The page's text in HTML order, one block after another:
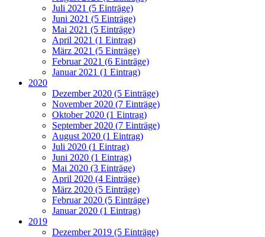
Juli 2021 (5 Einträge)
Juni 2021 (5 Einträge)
Mai 2021 (5 Einträge)
April 2021 (1 Eintrag)
März 2021 (5 Einträge)
Februar 2021 (6 Einträge)
Januar 2021 (1 Eintrag)
2020
Dezember 2020 (5 Einträge)
November 2020 (7 Einträge)
Oktober 2020 (1 Eintrag)
September 2020 (7 Einträge)
August 2020 (1 Eintrag)
Juli 2020 (1 Eintrag)
Juni 2020 (1 Eintrag)
Mai 2020 (3 Einträge)
April 2020 (4 Einträge)
März 2020 (5 Einträge)
Februar 2020 (5 Einträge)
Januar 2020 (1 Eintrag)
2019
Dezember 2019 (5 Einträge)